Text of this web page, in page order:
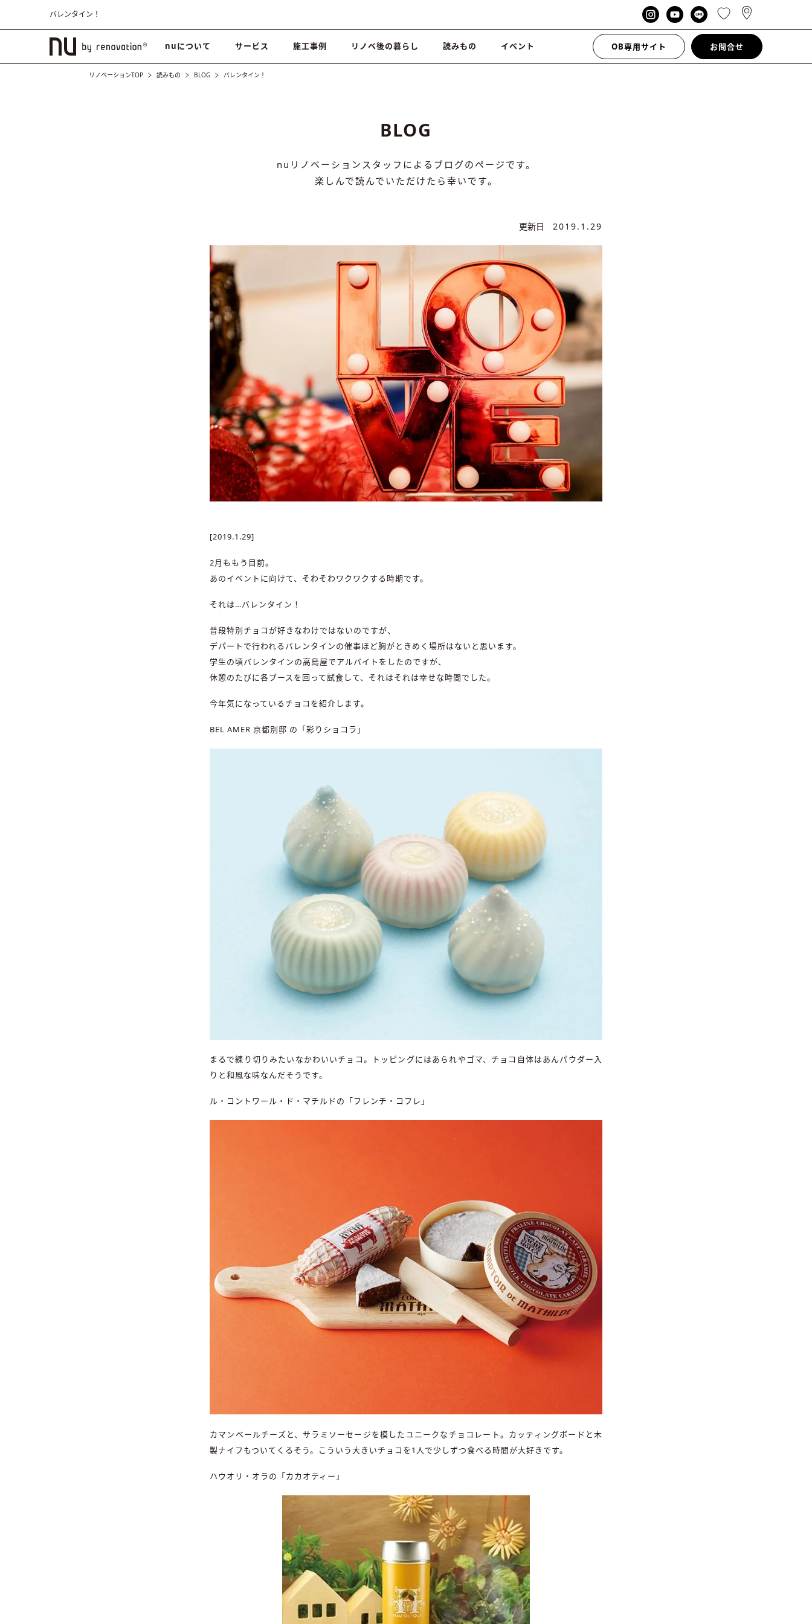
バレンタイン！
nuについて サービス 施工事例 リノベ後の暮らし 読みもの イベント OB専用サイト お問合せ
リノベーションTOP 読みもの BLOG バレンタイン！
BLOG
nuリノベーションスタッフによるブログのページです。
楽しんで読んでいただけたら幸いです。
更新日 2019.1.29
[2019.1.29]
2月ももう目前。
あのイベントに向けて、そわそわワクワクする時期です。
それは…バレンタイン！
普段特別チョコが好きなわけではないのですが、
デパートで行われるバレンタインの催事ほど胸がときめく場所はないと思います。
学生の頃バレンタインの高島屋でアルバイトをしたのですが、
休憩のたびに各ブースを回って試食して、それはそれは幸せな時間でした。
今年気になっているチョコを紹介します。
BEL AMER 京都別邸 の「彩りショコラ」
まるで練り切りみたいなかわいいチョコ。トッピングにはあられやゴマ、チョコ自体はあんパウダー入
りと和風な味なんだそうです。
ル・コントワール・ド・マチルドの「フレンチ・コフレ」
カマンベールチーズと、サラミソーセージを模したユニークなチョコレート。カッティングボードと木
製ナイフもついてくるそう。こういう大きいチョコを1人で少しずつ食べる時間が大好きです。
ハウオリ・オラの「カカオティー」